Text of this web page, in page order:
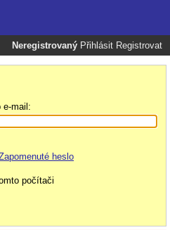
Neregistrovaný Přihlásit Registrovat
e-mail:
heslo
počítači